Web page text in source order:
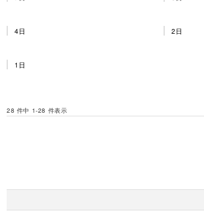
4日 2日
1日
28 件中 1-28 件表示